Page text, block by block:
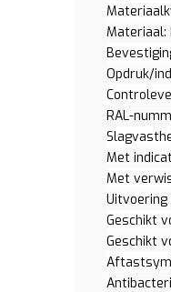
Opdruk/
RAL-
Met
Met
Geschikt
Geschikt